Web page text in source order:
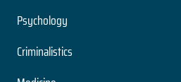
Psychology
Criminalistics